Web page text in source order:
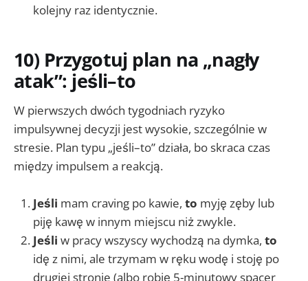
kolejny raz identycznie.
10) Przygotuj plan na „nagły
atak”: jeśli–to
W pierwszych dwóch tygodniach ryzyko
impulsywnej decyzji jest wysokie, szczególnie w
stresie. Plan typu „jeśli–to” działa, bo skraca czas
między impulsem a reakcją.
Jeśli mam craving po kawie, to myję zęby lub
piję kawę w innym miejscu niż zwykle.
Jeśli w pracy wszyscy wychodzą na dymka, to
idę z nimi, ale trzymam w ręku wodę i stoję po
drugiej stronie (albo robię 5-minutowy spacer